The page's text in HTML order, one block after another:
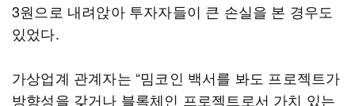
3원으로 내려앉아 투자자들이 큰 손실을 본 경우도
있었다.
가상업계 관계자는 “밈코인 백서를 봐도 프로젝트가
방향성을 갖거나 블록체인 프로젝트로서 가치 있는